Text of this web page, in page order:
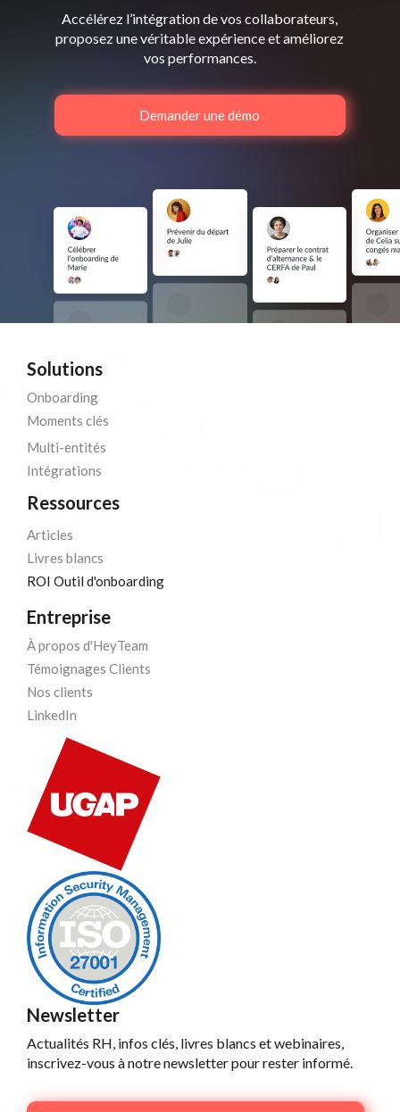
Accélérez l’intégration de vos collaborateurs,
proposez une véritable expérience et améliorez
vos performances.
Demander une démo
Solutions
Onboarding
Moments clés
Multi-entités
Intégrations
Ressources
Articles
Livres blancs
ROI Outil d'onboarding
Entreprise
À propos d'HeyTeam
Témoignages Clients
Nos clients
LinkedIn
Newsletter
Actualités RH, infos clés, livres blancs et webinaires,
inscrivez-vous à notre newsletter pour rester informé.